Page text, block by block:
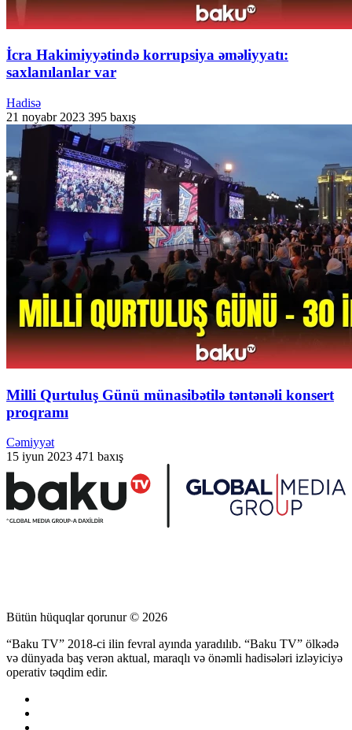
İcra Hakimiyyətində korrupsiya əməliyyatı:
saxlanılanlar var
Hadisə
21 noyabr 2023 395 baxış
Milli Qurtuluş Günü münasibətilə təntənəli konsert
proqramı
Cəmiyyət
15 iyun 2023 471 baxış
Bütün hüquqlar qorunur © 2026
“Baku TV” 2018-ci ilin fevral ayında yaradılıb. “Baku TV” ölkədə
və dünyada baş verən aktual, maraqlı və önəmli hadisələri izləyiciyə
operativ təqdim edir.